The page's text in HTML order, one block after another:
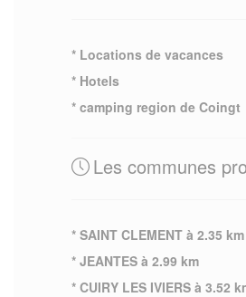
* Locations de vacances
* Hotels
* camping region de Coingt
Les communes
* SAINT CLEMENT à 2.35 km
* JEANTES à 2.99 km
* CUIRY LES IVIERS à 3.52